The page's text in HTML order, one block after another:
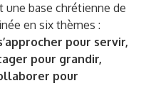
base chrétienne de
en six thèmes :
pour servir,
pour grandir,
pour